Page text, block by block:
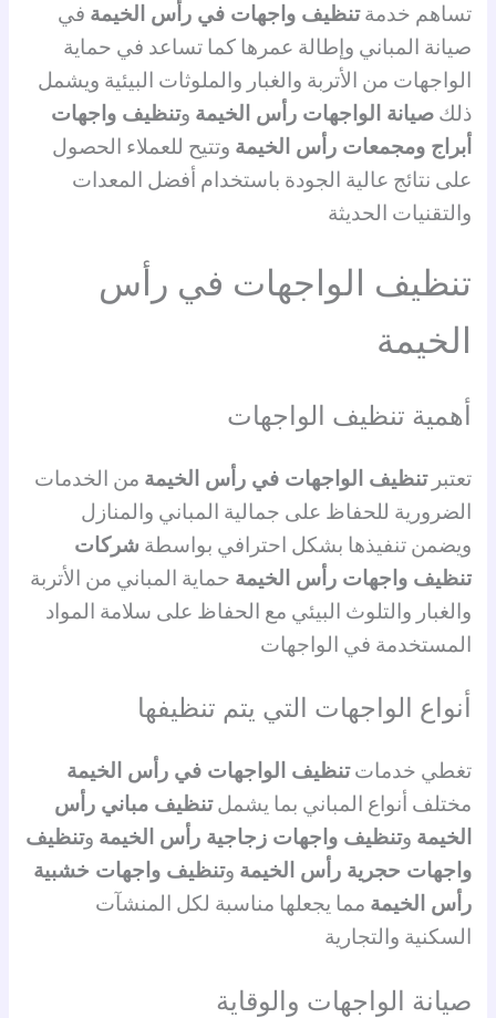
تساهم خدمةتنظيف واجهات في رأس الخيمة في
صيانة المباني وإطالة عمرها كما تساعد في حماية
الواجهات من الأتربة والغبار والملوثات البيئية ويشمل
ذلكصيانة الواجهات رأس الخيمة وتنظيف واجهات
أبراج ومجمعات رأس الخيمة وتتيح للعملاء الحصول
على نتائج عالية الجودة باستخدام أفضل المعدات
والتقنيات الحديثة
تنظيف الواجهات في رأس
الخيمة
أهمية تنظيف الواجهات
تعتبرتنظيف الواجهات في رأس الخيمة من الخدمات
الضرورية للحفاظ على جمالية المباني والمنازل
ويضمن تنفيذها بشكل احترافي بواسطة شركات
تنظيف واجهات رأس الخيمة حماية المباني من الأتربة
والغبار والتلوث البيئي مع الحفاظ على سلامة المواد
المستخدمة في الواجهات
أنواع الواجهات التي يتم تنظيفها
تغطي خدماتتنظيف الواجهات في رأس الخيمة
مختلف أنواع المباني بما يشملتنظيف مباني رأس
الخيمة وتنظيف واجهات زجاجية رأس الخيمة وتنظيف
واجهات حجرية رأس الخيمة وتنظيف واجهات خشبية
رأس الخيمة مما يجعلها مناسبة لكل المنشآت
السكنية والتجارية
صيانة الواجهات والوقاية